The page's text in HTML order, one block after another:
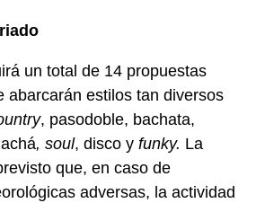
un total de 14 propuestas
abarcarán estilos tan diversos
, pasodoble, bachata,
, soul, disco y funky. La
que, en caso de
adversas, la actividad